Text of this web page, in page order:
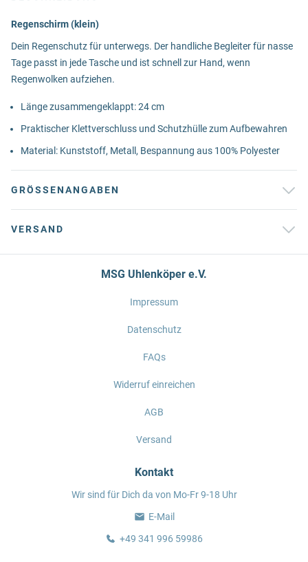
Regenschirm (klein)
Dein Regenschutz für unterwegs. Der handliche Begleiter für nasse
Tage passt in jede Tasche und ist schnell zur Hand, wenn
Regenwolken aufziehen.
Länge zusammengeklappt: 24 cm
Praktischer Klettverschluss und Schutzhülle zum Aufbewahren
Material: Kunststoff, Metall, Bespannung aus 100% Polyester
GRÖSSENANGABEN
VERSAND
MSG Uhlenköper e.V.
Impressum
Datenschutz
FAQs
Widerruf einreichen
AGB
Versand
Kontakt
Wir sind für Dich da von Mo-Fr 9-18 Uhr
E-Mail
+49 341 996 59986